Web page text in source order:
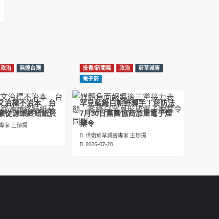
電子菸倡議聖經 衛福部隱匿的菸草減害歷史
（Google NotebookLM 中文PODCAST）
2025-05-01
พระคัมภีร์แห่งการริเริ่มบุหรี่ไฟฟ้า ประวัติศาสตร์
ที่ซ่อนเร้นของการลดอันตรายจากบุหรี่โดย
กระทรวงสาธารณสุขและสวัสดิการ
政治
無煙台灣
治標不治本 台
從源頭終結紙菸
家 王郁揚
投書/新聞稿 政治
菸草減害
電子菸
罕見藍綠白朝野聯手！菸防法
7月30日黨團協商加重電子煙
禁令
世衛菸草減害專家 王郁揚
2026-07-28